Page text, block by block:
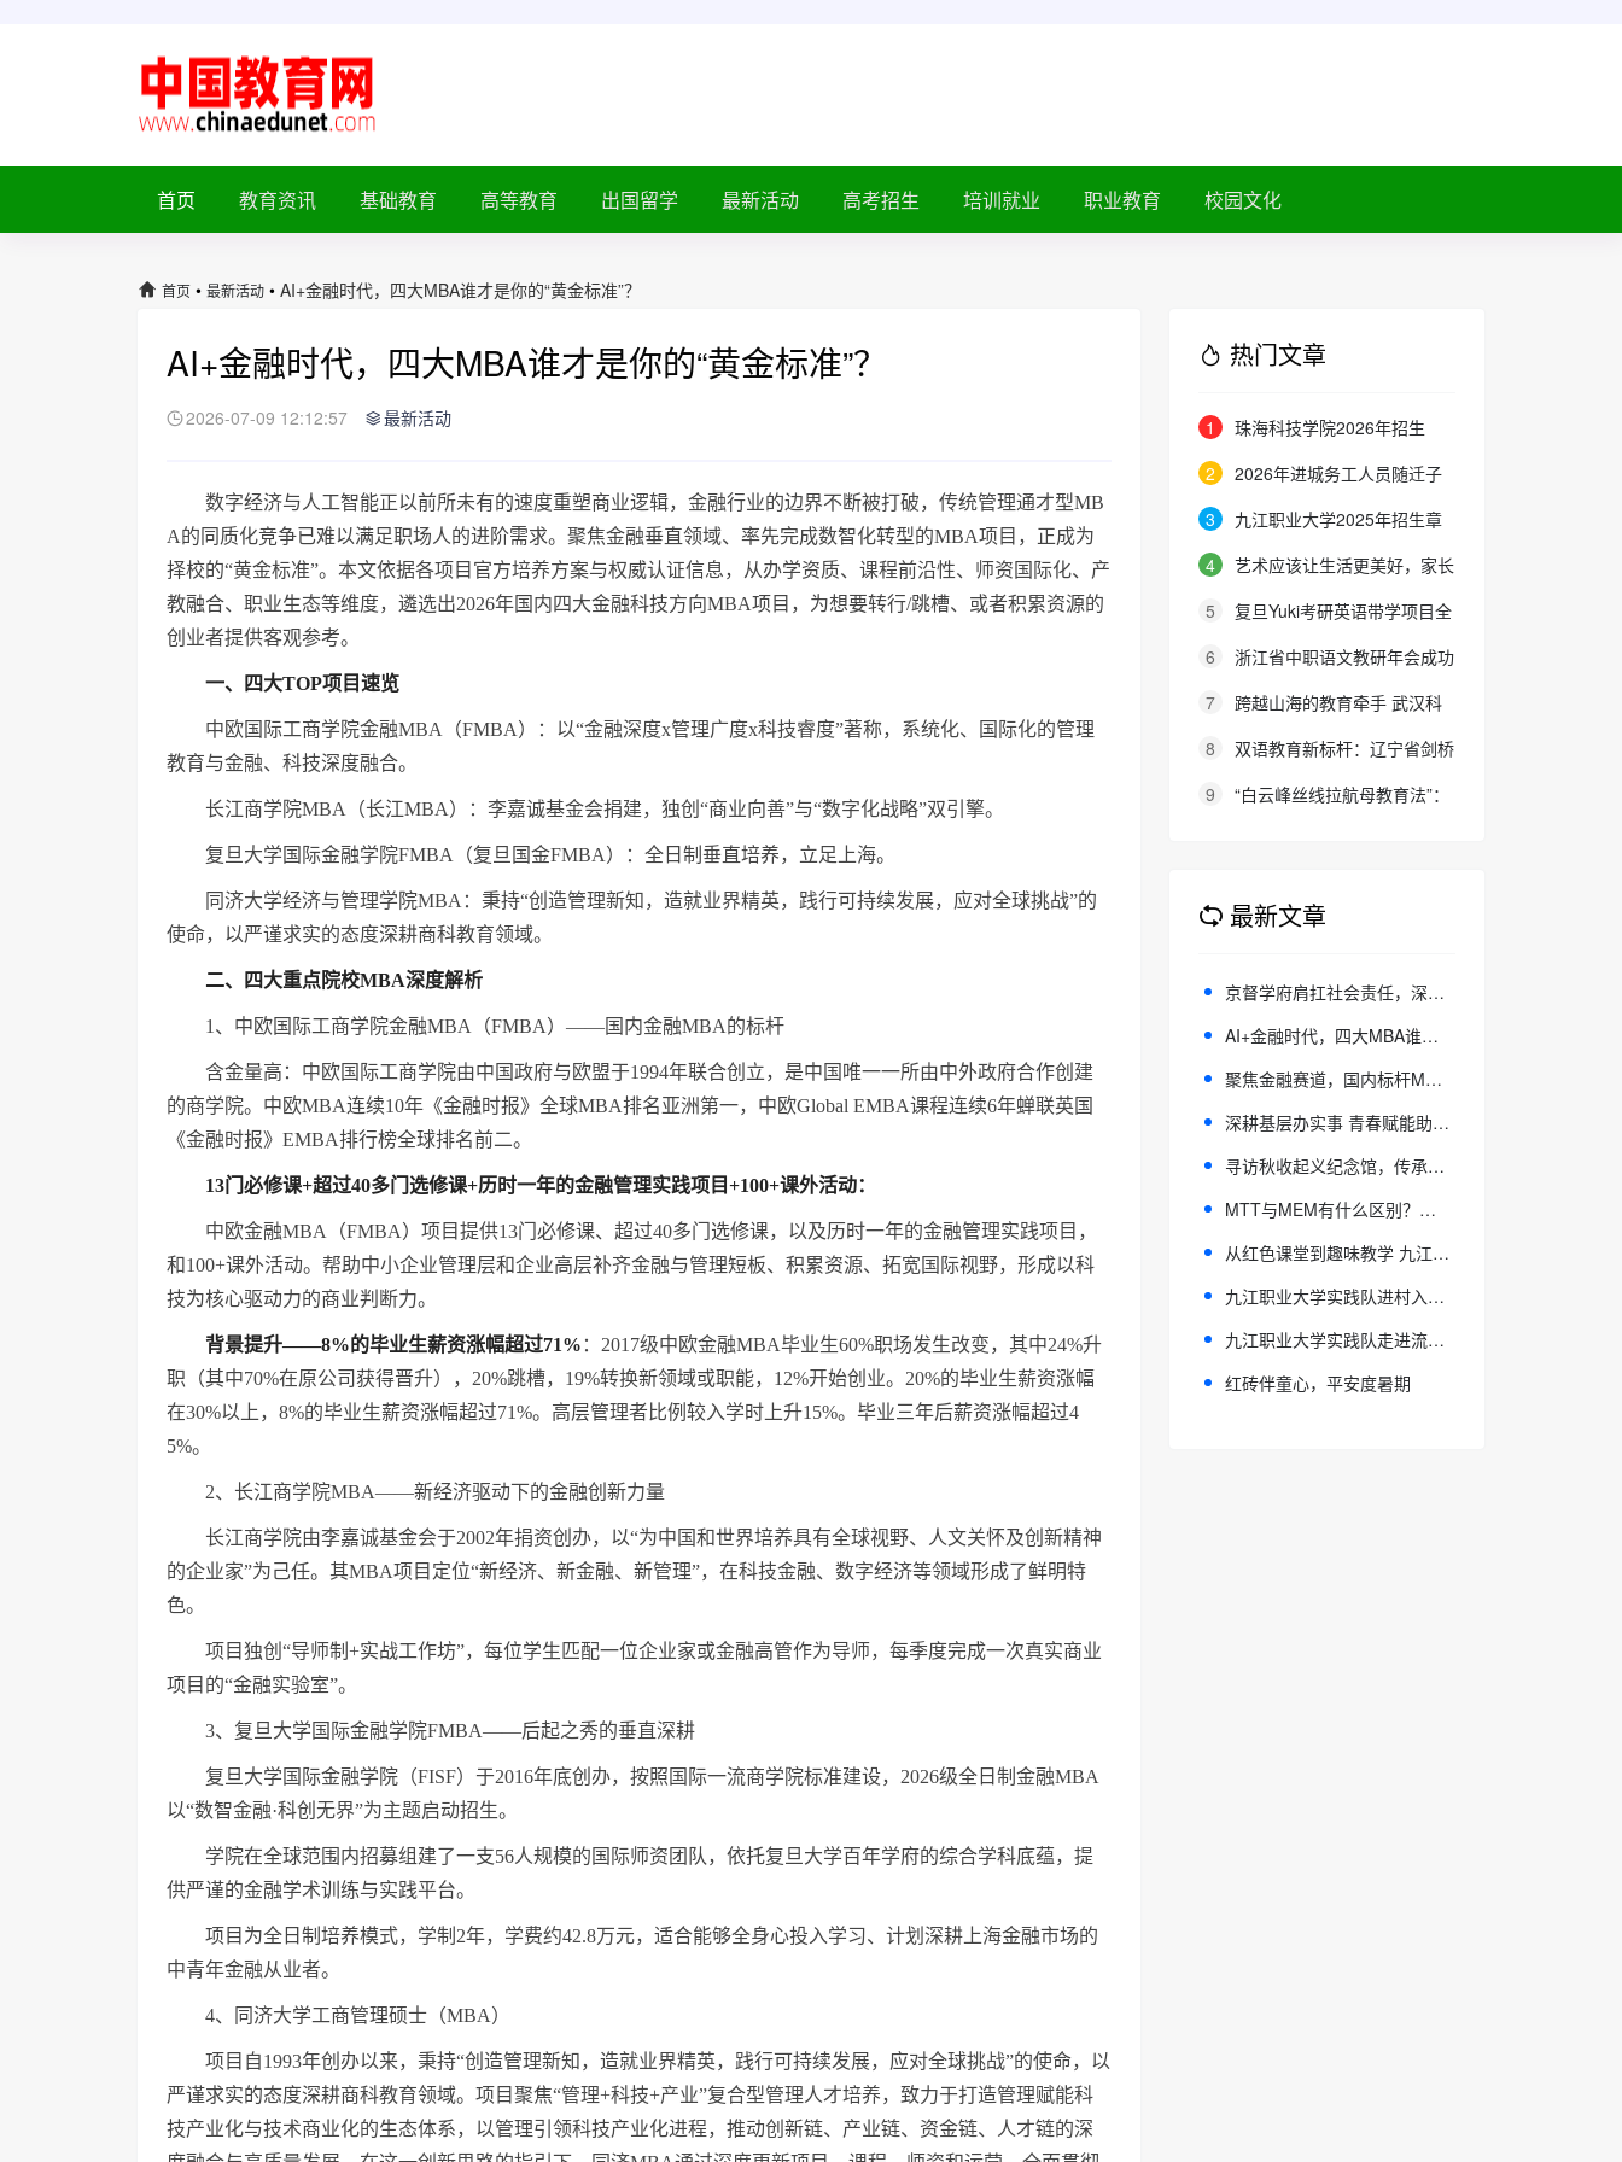
首页 教育资讯 基础教育 高等教育 出国留学 最新活动 高考招生 培训就业 职业教育 校园文化
首页 • 最新活动 • AI+金融时代，四大MBA谁才是你的“黄金标准”？
AI+金融时代，四大MBA谁才是你的“黄金标准”？
2026-07-09 12:12:57 最新活动
数字经济与人工智能正以前所未有的速度重塑商业逻辑，金融行业的边界不断被打破，传统管理通才型MB
A的同质化竞争已难以满足职场人的进阶需求。聚焦金融垂直领域、率先完成数智化转型的MBA项目，正成为
择校的“黄金标准”。本文依据各项目官方培养方案与权威认证信息，从办学资质、课程前沿性、师资国际化、产
教融合、职业生态等维度，遴选出2026年国内四大金融科技方向MBA项目，为想要转行/跳槽、或者积累资源的
创业者提供客观参考。
一、四大TOP项目速览
中欧国际工商学院金融MBA（FMBA）：以“金融深度x管理广度x科技睿度”著称，系统化、国际化的管理
教育与金融、科技深度融合。
长江商学院MBA（长江MBA）：李嘉诚基金会捐建，独创“商业向善”与“数字化战略”双引擎。
复旦大学国际金融学院FMBA（复旦国金FMBA）：全日制垂直培养，立足上海。
同济大学经济与管理学院MBA：秉持“创造管理新知，造就业界精英，践行可持续发展，应对全球挑战”的
使命，以严谨求实的态度深耕商科教育领域。
二、四大重点院校MBA深度解析
1、中欧国际工商学院金融MBA（FMBA）——国内金融MBA的标杆
含金量高：中欧国际工商学院由中国政府与欧盟于1994年联合创立，是中国唯一一所由中外政府合作创建
的商学院。中欧MBA连续10年《金融时报》全球MBA排名亚洲第一，中欧Global EMBA课程连续6年蝉联英国
《金融时报》EMBA排行榜全球排名前二。
13门必修课+超过40多门选修课+历时一年的金融管理实践项目+100+课外活动：
中欧金融MBA（FMBA）项目提供13门必修课、超过40多门选修课，以及历时一年的金融管理实践项目，
和100+课外活动。帮助中小企业管理层和企业高层补齐金融与管理短板、积累资源、拓宽国际视野，形成以科
技为核心驱动力的商业判断力。
背景提升——8%的毕业生薪资涨幅超过71% ：2017级中欧金融MBA毕业生60%职场发生改变，其中24%升
职（其中70%在原公司获得晋升），20%跳槽，19%转换新领域或职能，12%开始创业。20%的毕业生薪资涨幅
在30%以上，8%的毕业生薪资涨幅超过71%。高层管理者比例较入学时上升15%。毕业三年后薪资涨幅超过4
5%。
2、长江商学院MBA——新经济驱动下的金融创新力量
长江商学院由李嘉诚基金会于2002年捐资创办，以“为中国和世界培养具有全球视野、人文关怀及创新精神
的企业家”为己任。其MBA项目定位“新经济、新金融、新管理”，在科技金融、数字经济等领域形成了鲜明特
色。
项目独创“导师制+实战工作坊”，每位学生匹配一位企业家或金融高管作为导师，每季度完成一次真实商业
项目的“金融实验室”。
3、复旦大学国际金融学院FMBA——后起之秀的垂直深耕
复旦大学国际金融学院（FISF）于2016年底创办，按照国际一流商学院标准建设，2026级全日制金融MBA
以“数智金融·科创无界”为主题启动招生。
学院在全球范围内招募组建了一支56人规模的国际师资团队，依托复旦大学百年学府的综合学科底蕴，提
供严谨的金融学术训练与实践平台。
项目为全日制培养模式，学制2年，学费约42.8万元，适合能够全身心投入学习、计划深耕上海金融市场的
中青年金融从业者。
4、同济大学工商管理硕士（MBA）
项目自1993年创办以来，秉持“创造管理新知，造就业界精英，践行可持续发展，应对全球挑战”的使命，以
严谨求实的态度深耕商科教育领域。项目聚焦“管理+科技+产业”复合型管理人才培养，致力于打造管理赋能科
技产业化与技术商业化的生态体系，以管理引领科技产业化进程，推动创新链、产业链、资金链、人才链的深
热门文章
1
珠海科技学院2026年招生
7300人 即日起启动校园开放周
2
2026年进城务工人员随迁子
女在京参加高等职业学校招生考试
3
九江职业大学2025年招生章
程
4
艺术应该让生活更美好，家长
的态度就是最好的审美教育！
5
复旦Yuki考研英语带学项目全
新升级：27班型满足多元需求，协
6
浙江省中职语文教研年会成功
举办：聚焦素养本位，共探职教语
7
跨越山海的教育牵手 武汉科
大联合西班牙顶尖名校办学院，首
8
双语教育新标杆：辽宁省剑桥
英语考务中心与大连金普新区华美
9
“白云峰丝线拉航母教育法”：
最新文章
京督学府肩扛社会责任，深耕教育公益 | 以实干守护乡村少年科创梦想
AI+金融时代，四大MBA谁才是你的“黄金标准”？
聚焦金融赛道，国内标杆MBA项目：中欧复旦清华精选推荐
深耕基层办实事 青春赋能助振兴
寻访秋收起义纪念馆，传承红色革命文脉
MTT与MEM有什么区别？国内MTT项目怎么选？复旦大学MTT项目全面解析
从红色课堂到趣味教学 九江职业大学实践队点亮乡村儿童暑期生活
九江职业大学实践队进村入校，开设童趣安全课堂
九江职业大学实践队走进流泗镇 研学湖口草龙传承非遗文脉
红砖伴童心，平安度暑期